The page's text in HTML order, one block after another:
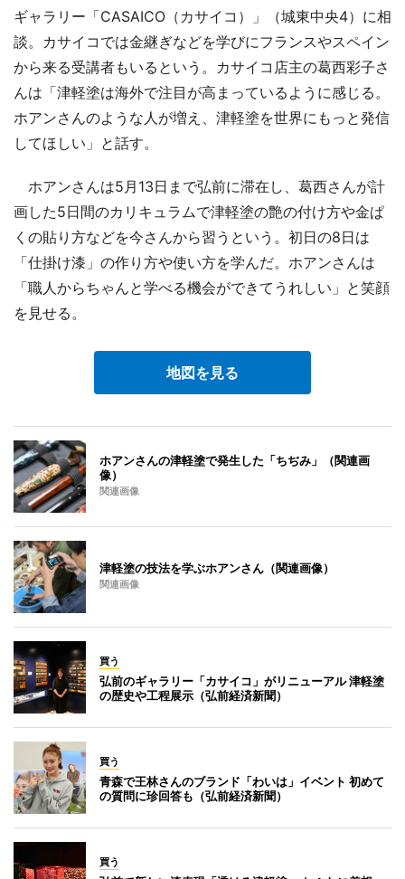
ギャラリー「CASAICO（カサイコ）」（城東中央4）に相
談。カサイコでは金継ぎなどを学びにフランスやスペイン
から来る受講者もいるという。カサイコ店主の葛西彩子さ
んは「津軽塗は海外で注目が高まっているように感じる。
ホアンさんのような人が増え、津軽塗を世界にもっと発信
してほしい」と話す。
ホアンさんは5月13日まで弘前に滞在し、葛西さんが計
画した5日間のカリキュラムで津軽塗の艶の付け方や金ぱ
くの貼り方などを今さんから習うという。初日の8日は
「仕掛け漆」の作り方や使い方を学んだ。ホアンさんは
「職人からちゃんと学べる機会ができてうれしい」と笑顔
を見せる。
地図を見る
ホアンさんの津軽塗で発生した「ちぢみ」（関連画
像）
関連画像
津軽塗の技法を学ぶホアンさん（関連画像）
関連画像
買う
弘前のギャラリー「カサイコ」がリニューアル 津軽塗
の歴史や工程展示（弘前経済新聞）
買う
青森で王林さんのブランド「わいは」イベント 初めて
の質問に珍回答も（弘前経済新聞）
買う